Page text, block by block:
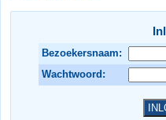
Bezoekersnaam:
Wachtwoord: